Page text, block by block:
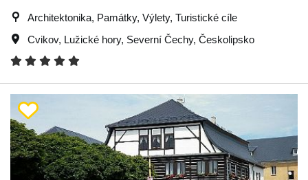
Architektonika, Památky, Výlety, Turistické cíle
Cvikov, Lužické hory, Severní Čechy, Českolipsko